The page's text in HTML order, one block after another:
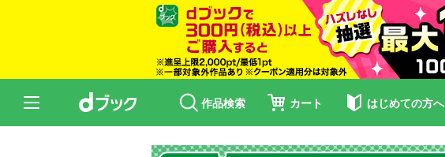
作品検索 カート はじめての方へ